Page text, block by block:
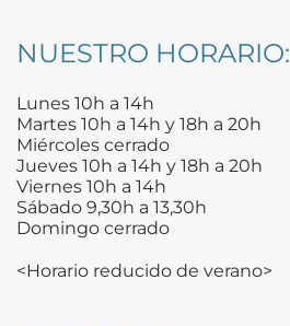
NUESTRO HORARIO:
Lunes 10h a 14h
Martes 10h a 14h y 18h a 20h
Miércoles cerrado
Jueves 10h a 14h y 18h a 20h
Viernes 10h a 14h
Sábado 9,30h a 13,30h
Domingo cerrado
<Horario reducido de verano>